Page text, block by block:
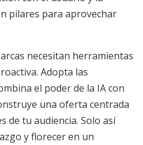
pilares para aprovechar
necesitan herramientas
Adopta las
el poder de la IA con
una oferta centrada
de tu audiencia. Solo así
y florecer en un